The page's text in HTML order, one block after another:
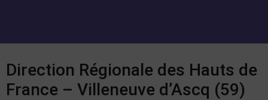
Direction Régionale des Hauts de
France – Villeneuve d’Ascq (59)